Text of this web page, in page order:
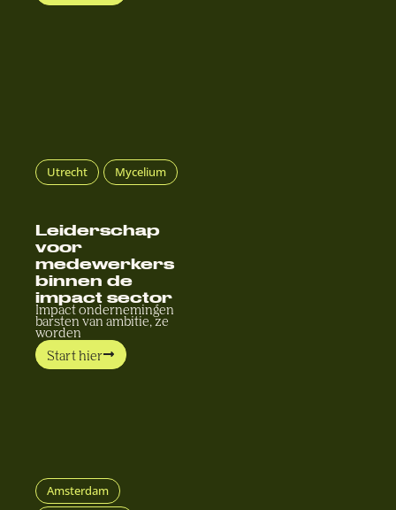
Utrecht Mycelium
Leiderschap
voor
medewerkers
binnen de
impact sector
Impact ondernemingen
barsten van ambitie, ze
worden
Start hier
Amsterdam